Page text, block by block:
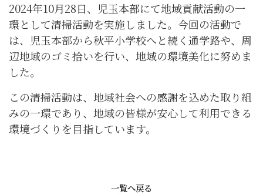
2024年10月28日、児玉本部にて地域貢献活動の一
環として清掃活動を実施しました。今回の活動で
は、児玉本部から秋平小学校へと続く通学路や、周
辺地域のゴミ拾いを行い、地域の環境美化に努めま
した。
この清掃活動は、地域社会への感謝を込めた取り組
みの一環であり、地域の皆様が安心して利用できる
環境づくりを目指しています。
一覧へ戻る